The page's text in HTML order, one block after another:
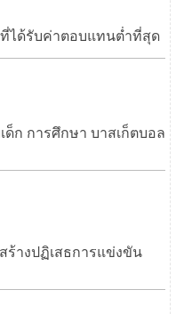
ได้รับค่าตอบแทนต่ำที่สุด
ก การศึกษา บาสเก็ตบอล
างปฏิเสธการแข่งขัน